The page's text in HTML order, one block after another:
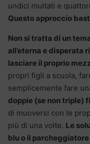
undici multati e
Questo approccio
Non si tratta di un
all’eterna e disperata
lasciare il proprio
propri figli a scuola,
semplicemente fare
doppie (se non triple)
di muoversi con le
più di una volte. Le
blu o il